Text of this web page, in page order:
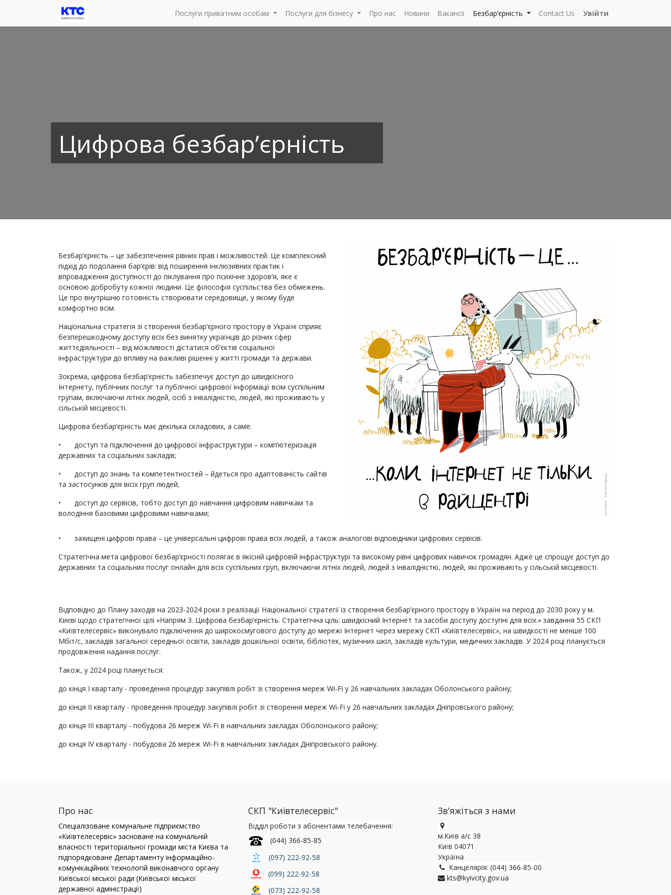
Послуги приватним особам Послуги для бізнесу Про нас Новини Вакансії Безбар’єрність Contact Us Увійти
Цифрова безбар’єрність
Безбар’єрність – це забезпечення рівних прав і можливостей. Це комплексний
підхід до подолання бар’єрів: від поширення інклюзивних практик і
впровадження доступності до піклування про психічне здоров’я, яке є
основою добробуту кожної людини. Це філософія суспільства без обмежень.
Це про внутрішню готовність створювати середовище, у якому буде
комфортно всім.
Національна стратегія зі створення безбар’єрного простору в Україні сприяє
безперешкодному доступу всіх без винятку українців до різних сфер
життєдіяльності – від можливості дістатися об’єктів соціальної
інфраструктури до впливу на важливі рішенні у житті громади та держави.
Зокрема, цифрова безбар’єрність забезпечує доступ до швидкісного
Інтернету, публічних послуг та публічної цифрової інформації всім суспільним
групам, включаючи літніх людей, осіб з інвалідністю, людей, які проживають у
сільській місцевості.
Цифрова безбар’єрність має декілька складових, а саме:
•
доступ та підключення до цифрової інфраструктури – комп’ютеризація
державних та соціальних закладів;
•
доступ до знань та компетентностей – йдеться про адаптованість сайтів
та застосунків для вісіх груп людей;
•
доступ до сервісів, тобто доступ до навчання цифровим навичкам та
володіння базовими цифровими навичками;
•
захищені цифрові права – це універсальні цифрові права всіх людей, а також аналогові відповідники цифрових сервісів.
Стратегічна мета цифрової безбар’єрності полягає в якісній цифровій інфраструктурі та високому рівні цифрових навичок громадян. Адже це спрощує доступ до
державних та соціальних послуг онлайн для всіх суспільних груп, включаючи літніх людей, людей з інвалідністю, людей, які проживають у сільській місцевості.
Відповідно до Плану заходів на 2023-2024 роки з реалізації Національної стратегії із створення безбар’єрного простору в Україні на період до 2030 року у м.
Києві щодо стратегічної цілі «Напрям 3. Цифрова безбар’єрність. Стратегічна ціль: швидкісний Інтернет та засоби доступу доступні для всіх.» завдання 55 СКП
«Київтелесервіс» виконувало підключення до широкосмугового доступу до мережі Інтернет через мережу СКП «Київтелесервіс», на швидкості не менше 100
Мбіт/с, закладів загальної середньої освіти, закладів дошкільної освіти, бібліотек, музичних шкіл, закладів культури, медичних закладів. У 2024 році планується
продовження надання послуг.
Також, у 2024 році планується:
до кінця І кварталу - проведення процедур закупівлі робіт зі створення мереж Wi-Fi у 26 навчальних закладах Оболонського району;
до кінця ІІ кварталу - проведення процедур закупівлі робіт зі створення мереж Wi-Fi у 26 навчальних закладах Дніпровського району;
до кінця ІІІ кварталу - побудова 26 мереж Wi-Fi в навчальних закладах Оболонського району;
до кінця ІV кварталу - побудова 26 мереж Wi-Fi в навчальних закладах Дніпровського району.
Про нас
Спеціалізоване комунальне підприємство
«Київтелесервіс» засноване на комунальній
власності територіальної громади міста Києва та
підпорядковане Департаменту інформаційно-
комунікаційних технологій виконавчого органу
Київської міської ради (Київської міської
державної адміністрації)
СКП "Київтелесервіс"
Відділ роботи з абонентами телебачення:
(044) 366-85-85
(097) 222-92-58
(099) 222-92-58
(073) 222-92-58
Зв'яжіться з нами
м.Київ а/с 38
Київ 04071
Україна
Канцелярія: (044) 366-85-00
kts@kyivcity.gov.ua